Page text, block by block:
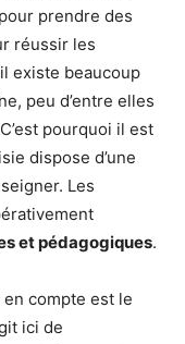
prendre des
réussir les
existe beaucoup
peu d’entre elles
pourquoi il est
dispose d’une
Les
et pédagogiques.
compte est le
ici de